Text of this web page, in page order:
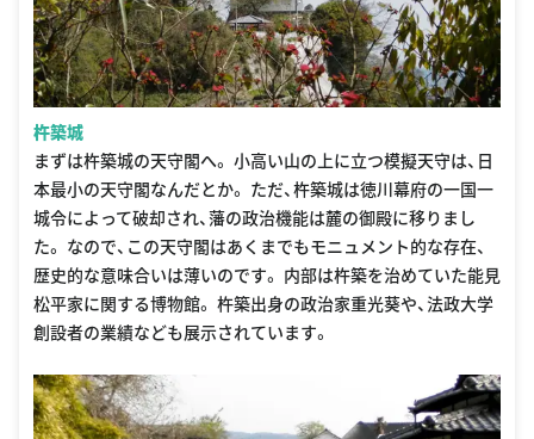
杵築城
まずは杵築城の天守閣へ。 小高い山の上に立つ模擬天守は、日
本最小の天守閣なんだとか。 ただ、杵築城は徳川幕府の一国一
城令によって破却され、藩の政治機能は麓の御殿に移りまし
た。 なので、この天守閣はあくまでもモニュメント的な存在、
歴史的な意味合いは薄いのです。 内部は杵築を治めていた能見
松平家に関する博物館。 杵築出身の政治家重光葵や、法政大学
創設者の業績なども展示されています。